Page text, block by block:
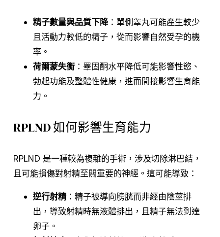
精子數量與品質下降：單側睾丸可能產生較少
且活動力較低的精子，從而影響自然受孕的機
率。
荷爾蒙失衡：睪固酮水平降低可能影響性慾、
勃起功能及整體性健康，進而間接影響生育能
力。
RPLND 如何影響生育能力
RPLND 是一種較為複雜的手術，涉及切除淋巴結，
且可能損傷對射精至關重要的神經。這可能導致：
逆行射精：精子被導向膀胱而非經由陰莖排
出，導致射精時無液體排出，且精子無法到達
卵子。